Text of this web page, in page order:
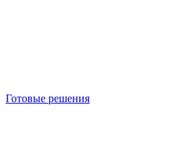
Готовые решения